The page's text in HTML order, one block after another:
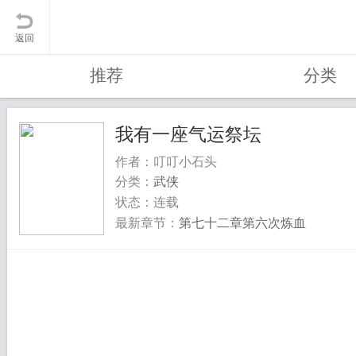
返回
推荐 分类
我有一座气运祭坛
作者：叮叮小石头
分类： 武侠
状态：连载
最新章节： 第七十二章第六次炼血